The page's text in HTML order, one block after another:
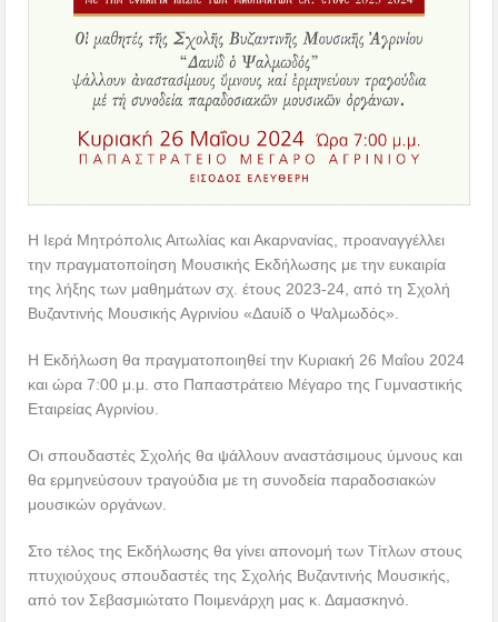
Η Ιερά Μητρόπολις Αιτωλίας και Ακαρνανίας, προαναγγέλλει
την πραγματοποίηση Μουσικής Εκδήλωσης με την ευκαιρία
της λήξης των μαθημάτων σχ. έτους 2023-24, από τη Σχολή
Βυζαντινής Μουσικής Αγρινίου «Δαυίδ ο Ψαλμωδός».
Η Εκδήλωση θα πραγματοποιηθεί την Κυριακή 26 Μαΐου 2024
και ώρα 7:00 μ.μ. στο Παπαστράτειο Μέγαρο της Γυμναστικής
Εταιρείας Αγρινίου.
Οι σπουδαστές Σχολής θα ψάλλουν αναστάσιμους ύμνους και
θα ερμηνεύσουν τραγούδια με τη συνοδεία παραδοσιακών
μουσικών οργάνων.
Στο τέλος της Εκδήλωσης θα γίνει απονομή των Τίτλων στους
πτυχιούχους σπουδαστές της Σχολής Βυζαντινής Μουσικής,
από τον Σεβασμιώτατο Ποιμενάρχη μας κ. Δαμασκηνό.